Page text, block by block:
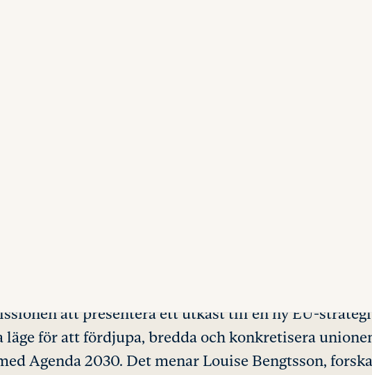
Global Health
context and content
att presentera ett utkast till en ny EU-
läge för att fördjupa, bredda och konkretisera
Agenda 2030. Det menar Louise Bengtsson,